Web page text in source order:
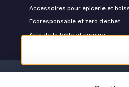
Accessoires pour epicerie et
Ecoresponsable et zero dechet
Arts de la table et service